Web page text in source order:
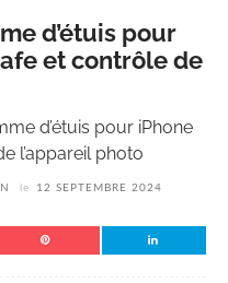
d’étuis pour
et contrôle de
d’étuis pour iPhone
l’appareil photo
le
12 SEPTEMBRE 2024